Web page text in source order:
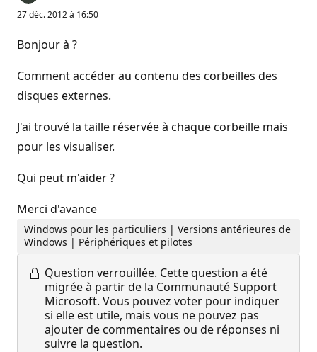
27 déc. 2012 à 16:50
Bonjour à ?
Comment accéder au contenu des corbeilles des
disques externes.
J'ai trouvé la taille réservée à chaque corbeille mais
pour les visualiser.
Qui peut m'aider ?
Merci d'avance
Windows pour les particuliers | Versions antérieures de
Windows | Périphériques et pilotes
Question verrouillée. Cette question a été
migrée à partir de la Communauté Support
Microsoft. Vous pouvez voter pour indiquer
si elle est utile, mais vous ne pouvez pas
ajouter de commentaires ou de réponses ni
suivre la question.